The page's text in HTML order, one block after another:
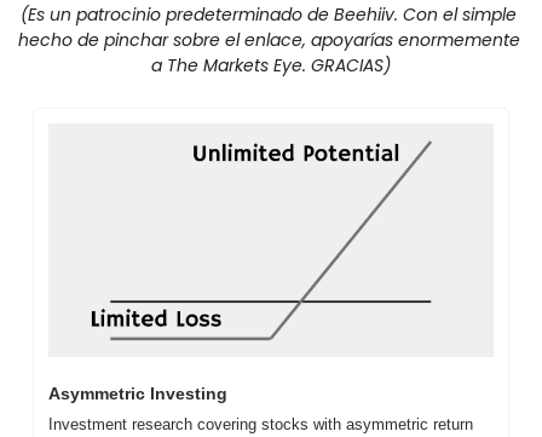
(Es un patrocinio predeterminado de Beehiiv. Con el simple
hecho de pinchar sobre el enlace, apoyarías enormemente
a The Markets Eye. GRACIAS)
Asymmetric Investing
Investment research covering stocks with asymmetric return